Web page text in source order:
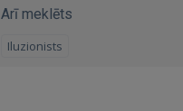
Arī meklēts
Iluzionists